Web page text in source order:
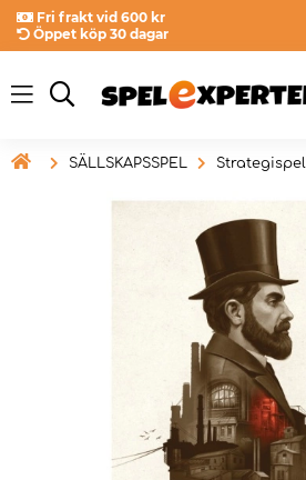
Fri frakt vid 600 kr
Öppet köp 30 dagar
 SÄLLSKAPSSPEL Strategispel